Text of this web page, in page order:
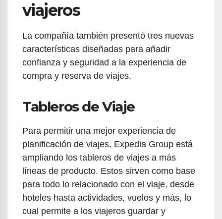
viajeros
La compañía también presentó tres nuevas
características diseñadas para añadir
confianza y seguridad a la experiencia de
compra y reserva de viajes.
Tableros de Viaje
Para permitir una mejor experiencia de
planificación de viajes, Expedia Group está
ampliando los tableros de viajes a más
líneas de producto. Estos sirven como base
para todo lo relacionado con el viaje, desde
hoteles hasta actividades, vuelos y más, lo
cual permite a los viajeros guardar y